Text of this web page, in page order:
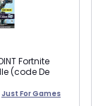
Fortnite
(code De
Just For Games